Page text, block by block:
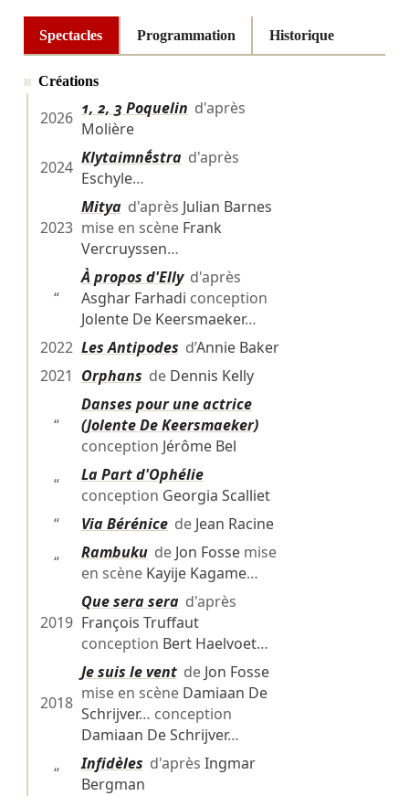
Spectacles Programmation Historique
Créations
2026 1, 2, 3 Poquelin d'après
Molière
2024 Klytaimnḗstrad'après
Eschyle…
2023
Mityad'après Julian Barnes
mise en scène Frank
Vercruyssen…
“
À propos d'Ellyd'après
Asghar Farhadi conception
Jolente De Keersmaeker…
2022 Les Antipodes d’Annie Baker
2021 Orphans de Dennis Kelly
“
Danses pour une actrice
(Jolente De Keersmaeker)
conception Jérôme Bel
“
La Part d'Ophélie
conception Georgia Scalliet
“
Via Bérénicede Jean Racine
“
Rambukude Jon Fossemise
en scène Kayije Kagame…
2019
Que sera serad'après
François Truffaut
conception Bert Haelvoet…
2018
Je suis le ventde Jon Fosse
mise en scène Damiaan De
Schrijver… conception
Damiaan De Schrijver…
“
Infidèles d'après Ingmar
Bergman